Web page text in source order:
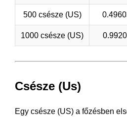
500 csésze (US)
1000 csésze (US)
Csésze (Us)
Egy csésze (US) a főzésben